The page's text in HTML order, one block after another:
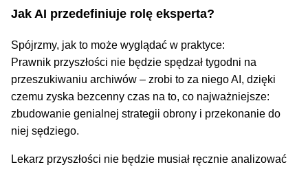
Jak AI przedefiniuje rolę eksperta?
Spójrzmy, jak to może wyglądać w praktyce:
Prawnik przyszłości nie będzie spędzał tygodni na
przeszukiwaniu archiwów – zrobi to za niego AI, dzięki
czemu zyska bezcenny czas na to, co najważniejsze:
zbudowanie genialnej strategii obrony i przekonanie do
niej sędziego.
Lekarz przyszłości nie będzie musiał ręcznie analizować